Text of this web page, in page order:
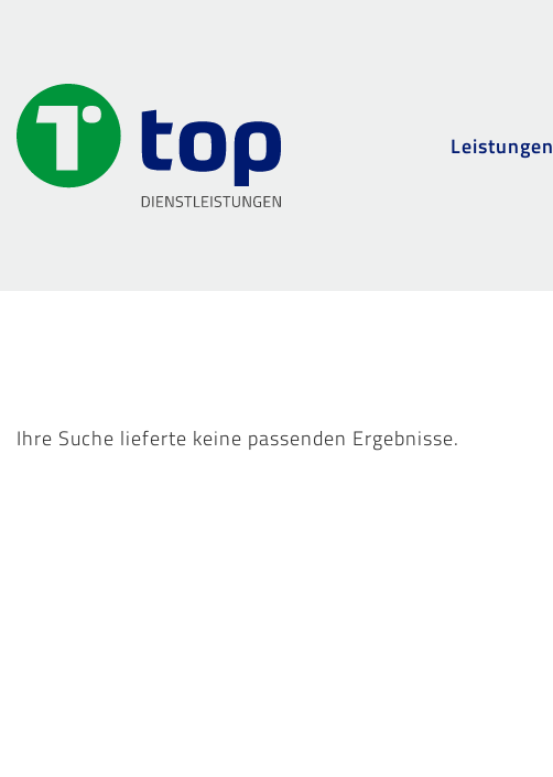
Leistungen
Ihre Suche lieferte keine passenden Ergebnisse.